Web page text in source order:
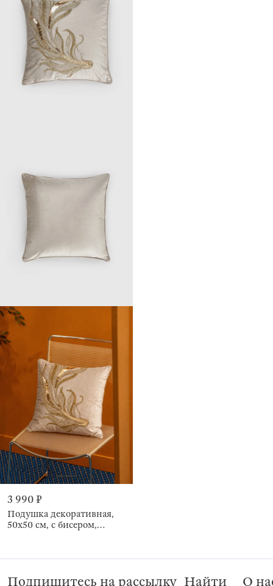
3 990 ₽
Подушка декоративная,
50х50 см, с бисером,
Подпишитесь на рассылку Найти О